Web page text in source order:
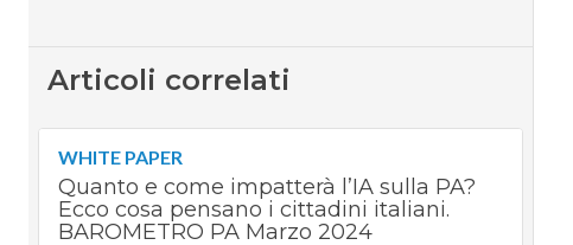
Articoli correlati
WHITE PAPER
Quanto e come impatterà l’IA sulla PA?
Ecco cosa pensano i cittadini italiani.
BAROMETRO PA Marzo 2024